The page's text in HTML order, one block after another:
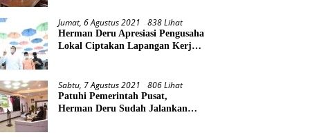
Jumat, 6 Agustus 2021 838 Lihat
Herman Deru Apresiasi Pengusaha
Lokal Ciptakan Lapangan Kerja
Sabtu, 7 Agustus 2021 806 Lihat
Patuhi Pemerintah Pusat,
Herman Deru Sudah Jalankan